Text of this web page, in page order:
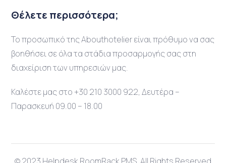
Θέλετε περισσότερα;
Το προσωπικό της Abouthotelier είναι πρόθυμο να σας
βοηθήσει σε όλα τα στάδια προσαρμογής σας στη
διαχείριση των υπηρεσιών μας.
Καλέστε μας στο +30 210 3000 922, Δευτέρα –
Παρασκευή 09.00 – 18.00